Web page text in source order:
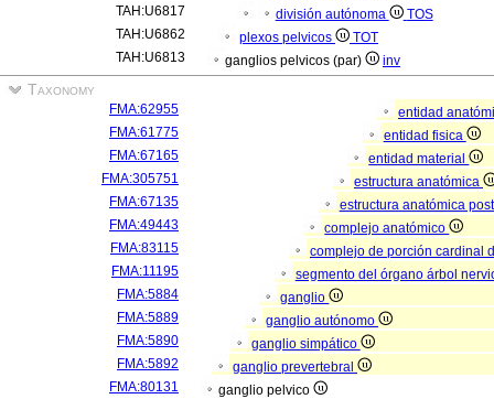
TAH:U6817
división autónoma
TOS
TAH:U6862
plexos pelvicos
TOT
TAH:U6813
ganglios pelvicos (par) inv
Taxonomy
FMA:62955
entidad
FMA:61775
entidad fisica
FMA:67165
entidad material
FMA:305751
estructura anatómica
FMA:67135
estructura anatómica
FMA:49443
complejo anatómico
FMA:83115
complejo de porción cardinal
FMA:11195
segmento del órgano árbol
FMA:5884
ganglio
FMA:5889
ganglio autónomo
FMA:5890
ganglio simpático
FMA:5892
ganglio prevertebral
FMA:80131
ganglio pelvico